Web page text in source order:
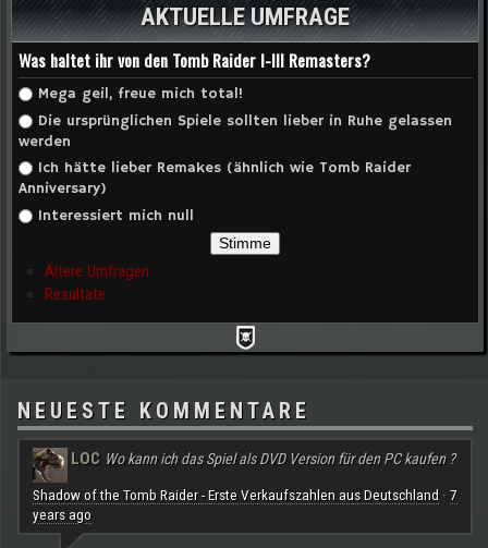
AKTUELLE UMFRAGE
Was haltet ihr von den Tomb Raider I-III Remasters?
Auswahlmöglichkeiten
Mega geil, freue mich total!
Die ursprünglichen Spiele sollten lieber in Ruhe gelassen
werden
Ich hätte lieber Remakes (ähnlich wie Tomb Raider
Anniversary)
Interessiert mich null
Ältere Umfragen
Resultate
NEUESTE KOMMENTARE
LOC Wo kann ich das Spiel als DVD Version für den PC kaufen ?
Shadow of the Tomb Raider - Erste Verkaufszahlen aus Deutschland · 7
years ago